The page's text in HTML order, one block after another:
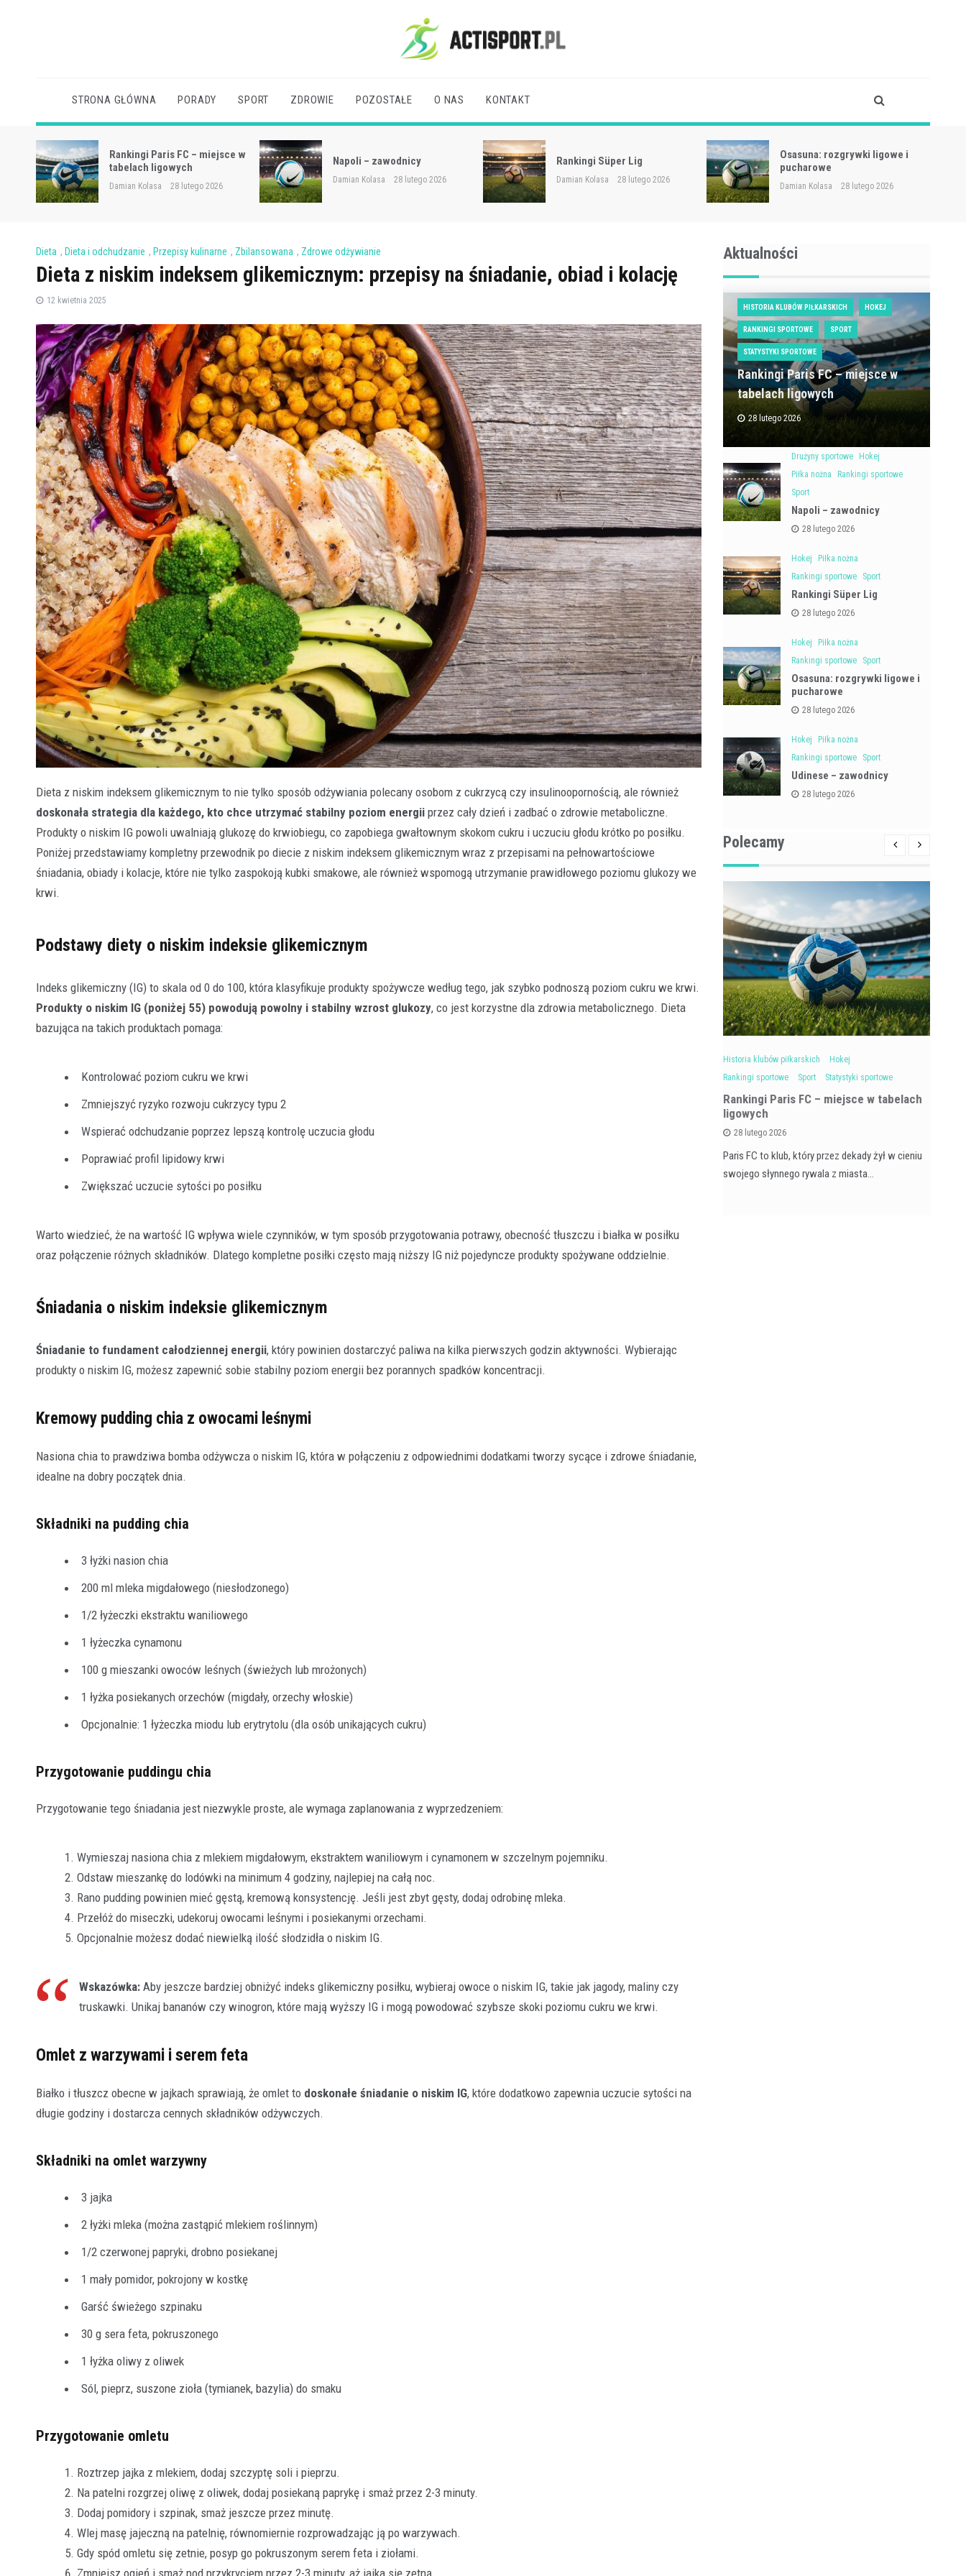
STRONA GŁÓWNA PORADY SPORT ZDROWIE POZOSTAŁE O NAS KONTAKT
Napoli – zawodnicy
Damian Kolasa 28 lutego 2026
Rankingi Süper Lig
Damian Kolasa 28 lutego 2026
Osasuna: rozgrywki ligowe i
pucharowe
28 lutego 2026
Udinese – zawodnicy
Damian Kolasa 28 lutego 2026
Dieta , Dieta i odchudzanie , Przepisy kulinarne , Zbilansowana , Zdrowe odżywianie
Dieta z niskim indeksem glikemicznym: przepisy na śniadanie, obiad i kolację
12 kwietnia 2025
Dieta z niskim indeksem glikemicznym to nie tylko sposób odżywiania polecany osobom z cukrzycą czy insulinoopornością, ale również
doskonała strategia dla każdego, kto chce utrzymać stabilny poziom energii przez cały dzień i zadbać o zdrowie metaboliczne.
Produkty o niskim IG powoli uwalniają glukozę do krwiobiegu, co zapobiega gwałtownym skokom cukru i uczuciu głodu krótko po posiłku.
Poniżej przedstawiamy kompletny przewodnik po diecie z niskim indeksem glikemicznym wraz z przepisami na pełnowartościowe
śniadania, obiady i kolacje, które nie tylko zaspokoją kubki smakowe, ale również wspomogą utrzymanie prawidłowego poziomu glukozy we
krwi.
Podstawy diety o niskim indeksie glikemicznym
Indeks glikemiczny (IG) to skala od 0 do 100, która klasyfikuje produkty spożywcze według tego, jak szybko podnoszą poziom cukru we krwi.
Produkty o niskim IG (poniżej 55) powodują powolny i stabilny wzrost glukozy, co jest korzystne dla zdrowia metabolicznego. Dieta
bazująca na takich produktach pomaga:
Kontrolować poziom cukru we krwi
Zmniejszyć ryzyko rozwoju cukrzycy typu 2
Wspierać odchudzanie poprzez lepszą kontrolę uczucia głodu
Poprawiać profil lipidowy krwi
Zwiększać uczucie sytości po posiłku
Warto wiedzieć, że na wartość IG wpływa wiele czynników, w tym sposób przygotowania potrawy, obecność tłuszczu i białka w posiłku
oraz połączenie różnych składników. Dlatego kompletne posiłki często mają niższy IG niż pojedyncze produkty spożywane oddzielnie.
Śniadania o niskim indeksie glikemicznym
Śniadanie to fundament całodziennej energii, który powinien dostarczyć paliwa na kilka pierwszych godzin aktywności. Wybierając
produkty o niskim IG, możesz zapewnić sobie stabilny poziom energii bez porannych spadków koncentracji.
Kremowy pudding chia z owocami leśnymi
Nasiona chia to prawdziwa bomba odżywcza o niskim IG, która w połączeniu z odpowiednimi dodatkami tworzy sycące i zdrowe śniadanie,
idealne na dobry początek dnia.
Składniki na pudding chia
3 łyżki nasion chia
200 ml mleka migdałowego (niesłodzonego)
1/2 łyżeczki ekstraktu waniliowego
1 łyżeczka cynamonu
100 g mieszanki owoców leśnych (świeżych lub mrożonych)
1 łyżka posiekanych orzechów (migdały, orzechy włoskie)
Opcjonalnie: 1 łyżeczka miodu lub erytrytolu (dla osób unikających cukru)
Przygotowanie puddingu chia
Przygotowanie tego śniadania jest niezwykle proste, ale wymaga zaplanowania z wyprzedzeniem:
Wymieszaj nasiona chia z mlekiem migdałowym, ekstraktem waniliowym i cynamonem w szczelnym pojemniku.
Odstaw mieszankę do lodówki na minimum 4 godziny, najlepiej na całą noc.
Rano pudding powinien mieć gęstą, kremową konsystencję. Jeśli jest zbyt gęsty, dodaj odrobinę mleka.
Przełóż do miseczki, udekoruj owocami leśnymi i posiekanymi orzechami.
Opcjonalnie możesz dodać niewielką ilość słodzidła o niskim IG.
Wskazówka: Aby jeszcze bardziej obniżyć indeks glikemiczny posiłku, wybieraj owoce o niskim IG, takie jak jagody, maliny czy
truskawki. Unikaj bananów czy winogron, które mają wyższy IG i mogą powodować szybsze skoki poziomu cukru we krwi.
Omlet z warzywami i serem feta
Białko i tłuszcz obecne w jajkach sprawiają, że omlet to doskonałe śniadanie o niskim IG, które dodatkowo zapewnia uczucie sytości na
długie godziny i dostarcza cennych składników odżywczych.
Składniki na omlet warzywny
3 jajka
2 łyżki mleka (można zastąpić mlekiem roślinnym)
1/2 czerwonej papryki, drobno posiekanej
1 mały pomidor, pokrojony w kostkę
Garść świeżego szpinaku
30 g sera feta, pokruszonego
1 łyżka oliwy z oliwek
Sól, pieprz, suszone zioła (tymianek, bazylia) do smaku
Przygotowanie omletu
Roztrzep jajka z mlekiem, dodaj szczyptę soli i pieprzu.
Na patelni rozgrzej oliwę z oliwek, dodaj posiekaną paprykę i smaż przez 2-3 minuty.
Dodaj pomidory i szpinak, smaż jeszcze przez minutę.
Wlej masę jajeczną na patelnię, równomiernie rozprowadzając ją po warzywach.
Gdy spód omletu się zetnie, posyp go pokruszonym serem feta i ziołami.
Aktualności
HISTORIA KLUBÓW PIŁKARSKICH HOKEJ
RANKINGI SPORTOWE SPORT
STATYSTYKI SPORTOWE
Rankingi Paris FC – miejsce w
tabelach ligowych
28 lutego 2026
Drużyny sportowe
Hokej
Piłka nożna
Rankingi sportowe
Sport
Napoli – zawodnicy
28 lutego 2026
Hokej
Piłka nożna
Rankingi sportowe
Sport
Rankingi Süper Lig
28 lutego 2026
Hokej
Piłka nożna
Rankingi sportowe
Sport
Osasuna: rozgrywki ligowe i
pucharowe
28 lutego 2026
Hokej
Piłka nożna
Rankingi sportowe
Sport
Udinese – zawodnicy
28 lutego 2026
Polecamy
Historia klubów piłkarskich
Hokej
Rankingi sportowe
Sport Statystyki sportowe
Rankingi Paris FC – miejsce w tabelach
ligowych
28 lutego 2026
Paris FC to klub, który przez dekady żył w cieniu
swojego słynnego rywala z miasta…